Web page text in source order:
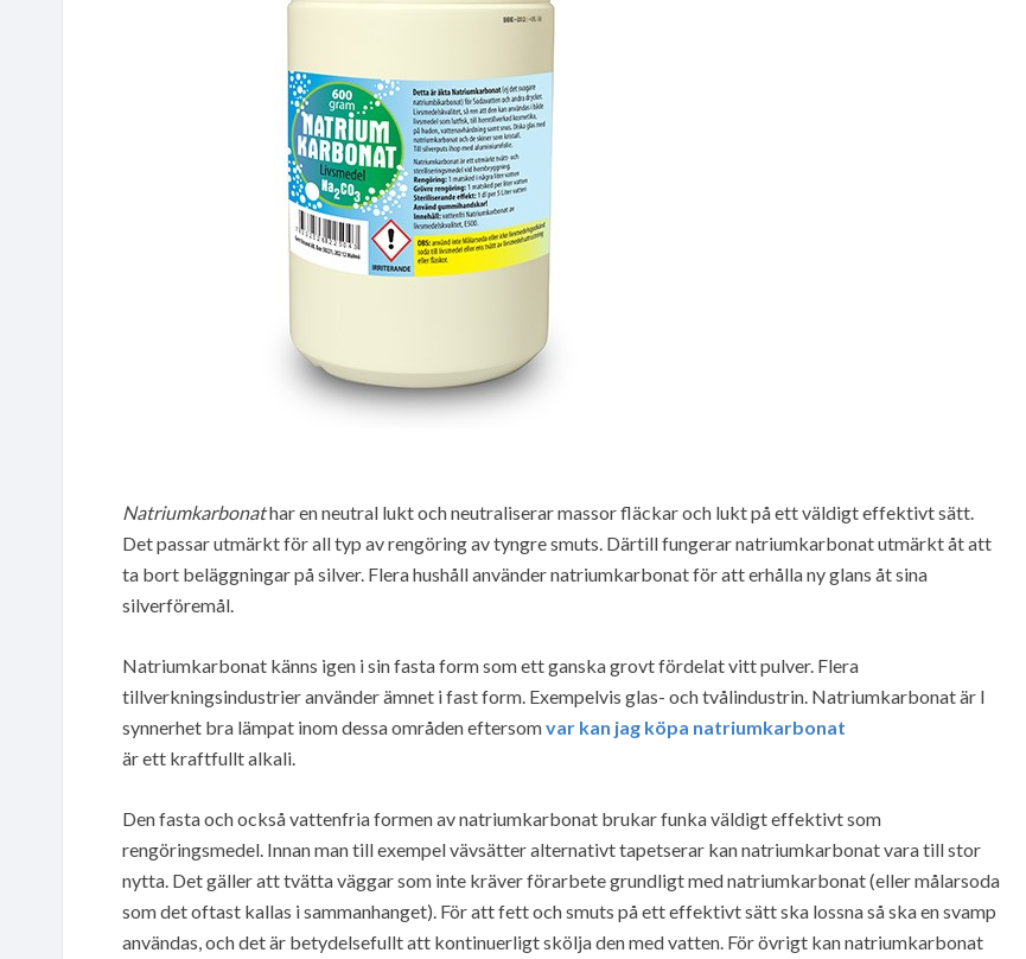
Natriumkarbonathar en neutral lukt och neutraliserar massor fläckar och lukt på ett väldigt effektivt sätt.
Det passar utmärkt för all typ av rengöring av tyngre smuts. Därtill fungerar natriumkarbonat utmärkt åt att
ta bort beläggningar på silver. Flera hushåll använder natriumkarbonat för att erhålla ny glans åt sina
silverföremål.
Natriumkarbonat känns igen i sin fasta form som ett ganska grovt fördelat vitt pulver. Flera
tillverkningsindustrier använder ämnet i fast form. Exempelvis glas- och tvålindustrin. Natriumkarbonat är I
synnerhet bra lämpat inom dessa områden eftersomvar kan jag köpa natriumkarbonat
är ett kraftfullt alkali.
Den fasta och också vattenfria formen av natriumkarbonat brukar funka väldigt effektivt som
rengöringsmedel. Innan man till exempel vävsätter alternativt tapetserar kan natriumkarbonat vara till stor
nytta. Det gäller att tvätta väggar som inte kräver förarbete grundligt med natriumkarbonat (eller målarsoda
som det oftast kallas i sammanhanget). För att fett och smuts på ett effektivt sätt ska lossna så ska en svamp
användas, och det är betydelsefullt att kontinuerligt skölja den med vatten. För övrigt kan natriumkarbonat